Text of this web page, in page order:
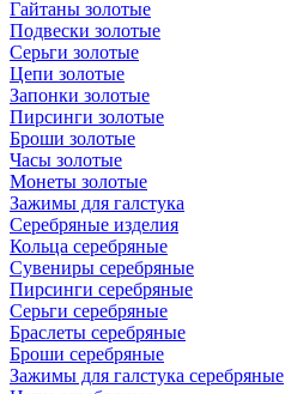
Гайтаны золотые
Подвески золотые
Серьги золотые
Цепи золотые
Запонки золотые
Пирсинги золотые
Броши золотые
Часы золотые
Монеты золотые
Зажимы для галстука
Серебряные изделия
Кольца серебряные
Сувениры серебряные
Пирсинги серебряные
Серьги серебряные
Браслеты серебряные
Броши серебряные
Зажимы для галстука серебряные